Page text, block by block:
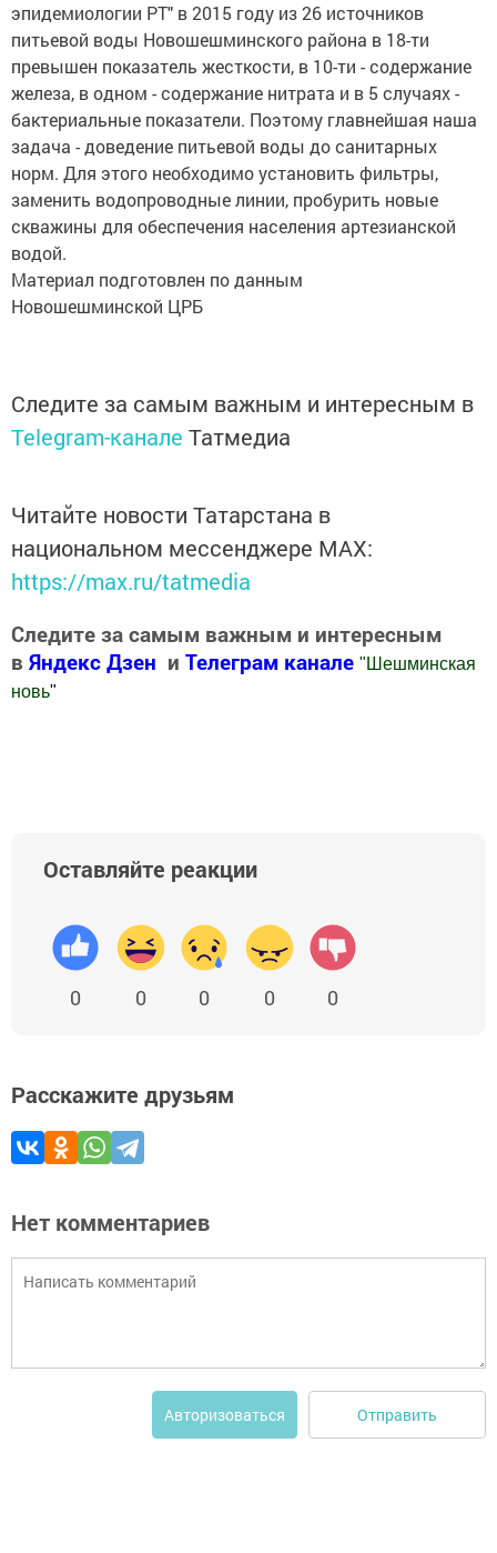
эпидемиологии РТ" в 2015 году из 26 источников
питьевой воды Новошешминского района в 18-ти
превышен показатель жесткости, в 10-ти - содержание
железа, в одном - содержание нитрата и в 5 случаях -
бактериальные показатели. Поэтому главнейшая наша
задача - доведение питьевой воды до санитарных
норм. Для этого необходимо установить фильтры,
заменить водопроводные линии, пробурить новые
скважины для обеспечения населения артезианской
водой.
Материал подготовлен по данным
Новошешминской ЦРБ
Следите за самым важным и интересным в
Telegram-канале Татмедиа
Читайте новости Татарстана в
национальном мессенджере MАХ:
https://max.ru/tatmedia
Следите за самым важным и интересным
в Яндекс Дзен и Телеграм канале " Шешминская
новь"
Оставляйте реакции
0 0 0 0 0
Расскажите друзьям
Нет комментариев
Авторизоваться Отправить